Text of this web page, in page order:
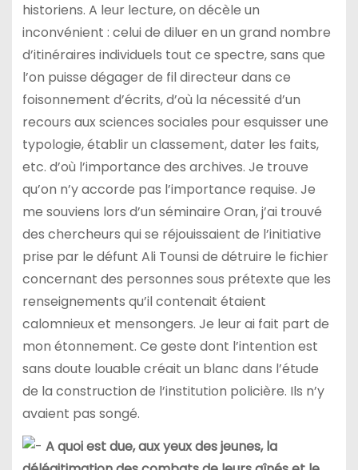
historiens. A leur lecture, on décèle un
inconvénient : celui de diluer en un grand nombre
d’itinéraires individuels tout ce spectre, sans que
l’on puisse dégager de fil directeur dans ce
foisonnement d’écrits, d’où la nécessité d’un
recours aux sciences sociales pour esquisser une
typologie, établir un classement, dater les faits,
etc. d’où l’importance des archives. Je trouve
qu’on n’y accorde pas l’importance requise. Je
me souviens lors d’un séminaire Oran, j’ai trouvé
des chercheurs qui se réjouissaient de l’initiative
prise par le défunt Ali Tounsi de détruire le fichier
concernant des personnes sous prétexte que les
renseignements qu’il contenait étaient
calomnieux et mensongers. Je leur ai fait part de
mon étonnement. Ce geste dont l’intention est
sans doute louable créait un blanc dans l’étude
de la construction de l’institution policière. Ils n’y
avaient pas songé.
A quoi est due, aux yeux des jeunes, la